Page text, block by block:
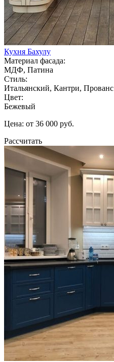
Кухня Бахулу
Материал фасада:
МДФ, Патина
Стиль:
Итальянский, Кантри, Прованс
Цвет:
Бежевый
Цена: от 36 000 руб.
Рассчитать